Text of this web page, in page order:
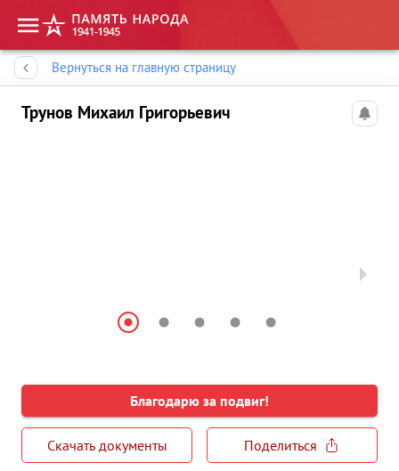
Вернуться на главную страницу
Трунов Михаил Григорьевич
Благодарю за подвиг!
Скачать документы
Поделиться
Память народа